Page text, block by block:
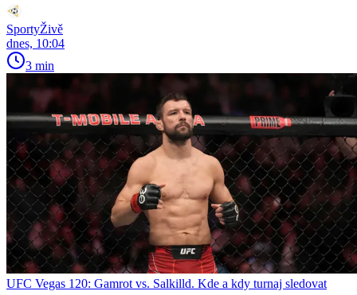
SportyŽivě
dnes, 10:04
3 min
UFC Vegas 120: Gamrot vs. Salkilld. Kde a kdy turnaj sledovat